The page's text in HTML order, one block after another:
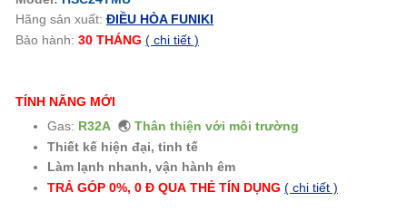
Hãng sản xuất: ĐIỀU HÒA FUNIKI
Bảo hành: 30 THÁNG ( chi tiết )
TÍNH NĂNG MỚI
Gas: R32A 🌏 Thân thiện với môi trường
Thiết kế hiện đại, tinh tế
Làm lạnh nhanh, vận hành êm
TRẢ GÓP 0%, 0 Đ QUA THẺ TÍN DỤNG ( chi tiết )